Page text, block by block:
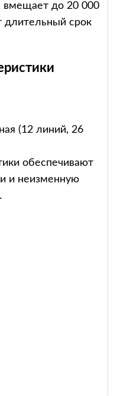
вмещает до 20 000
длительный срок
(12 линий, 26
обеспечивают
и неизменную